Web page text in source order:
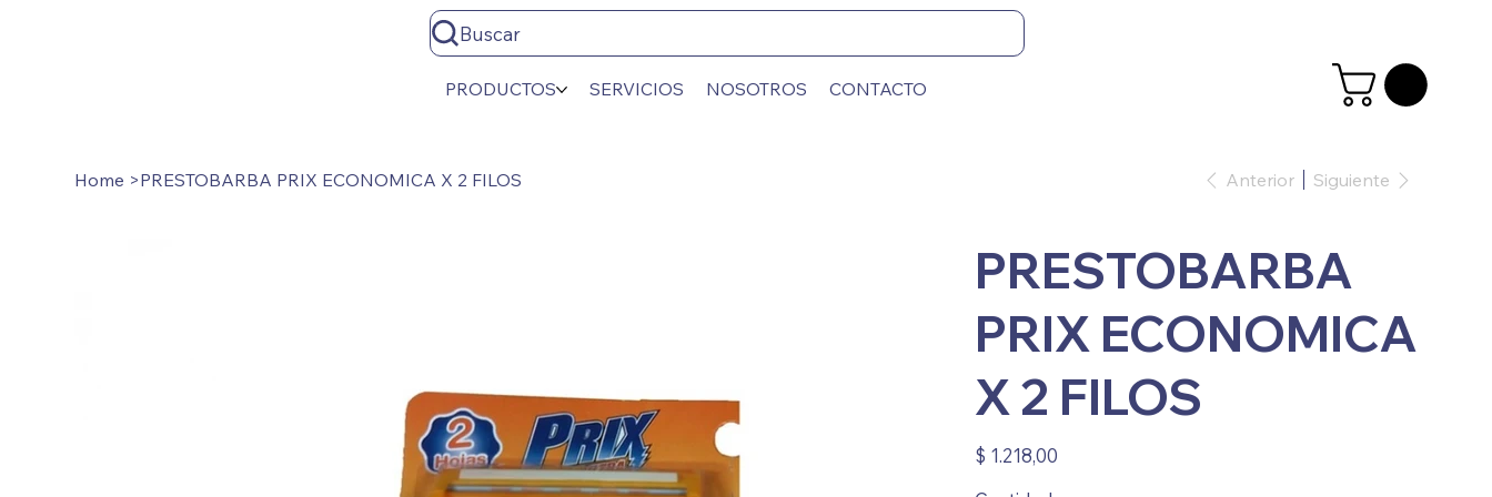
Buscar
PRODUCTOS SERVICIOS NOSOTROS CONTACTO
Home >PRESTOBARBA PRIX ECONOMICA X 2 FILOS Anterior Siguiente
PRESTOBARBA
PRIX ECONOMICA
X 2 FILOS
Precio
$ 1.218,00